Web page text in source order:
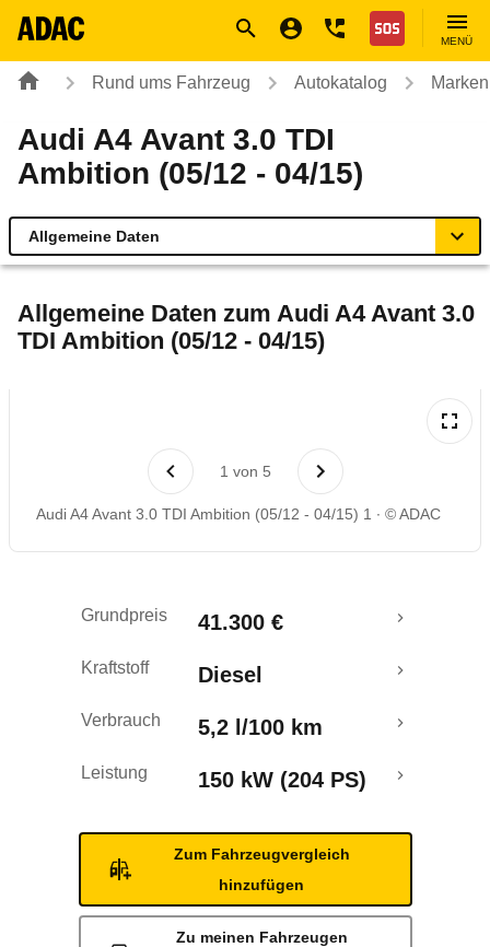
Nothilfe
MENÜ
Rund ums Fahrzeug Autokatalog
Audi A4 Avant 3.0 TDI
Ambition (05/12 - 04/15)
Allgemeine Daten
Technische Daten
Laufende Kosten
Allgemeine Daten zum Audi A4 Avant 3.0
TDI Ambition (05/12 - 04/15)
1 von 5
Audi A4 Avant 3.0 TDI Ambition (05/12 - 04/15) 1 © ADAC
Grundpreis 41.300 €
Kraftstoff Diesel
Verbrauch 5,2 l/100 km
Leistung 150 kW (204 PS)
Zum Fahrzeugvergleich
hinzufügen
Zu meinen Fahrzeugen